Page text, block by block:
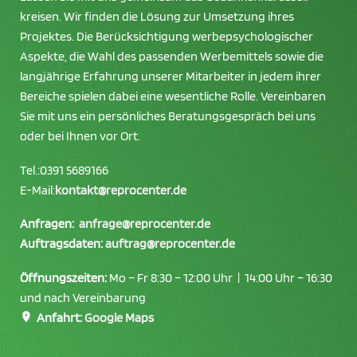
kreisen. Wir finden die Lösung zur Umsetzung ihres
Projektes. Die Berücksichtigung werbepsychologischer
Aspekte, die Wahl des passenden Werbemittels sowie die
langjährige Erfahrung unserer Mitarbeiter in jedem ihrer
Bereiche spielen dabei eine wesentliche Rolle. Vereinbaren
Sie mit uns ein persönliches Beratungsgespräch bei uns
oder bei Ihnen vor Ort.
Tel.:0391 5689166
E-Mail:kontakt@reprocenter.de
Anfragen: anfrage@reprocenter.de
Auftragsdaten:auftrag@reprocenter.de
Öffnungszeiten: Mo – Fr 8:30 – 12:00 Uhr | 14:00 Uhr – 16:30
und nach Vereinbarung
Anfahrt:Google Maps